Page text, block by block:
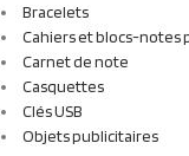
Bracelets
Cahiers et blocs-notes
Carnet de note
Casquettes
Clés USB
Objets publicitaires